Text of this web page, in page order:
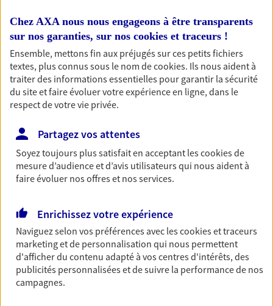
OBTENIR UN TARIF EN LIGNE
Garantie Accidents de la Vie
Bricoleuse, féru de jardinage, pâtissier en herbe
ou grande lectrice… personne n'est à l'abri d'un
accident du quotidien. Avec Ma Protection
Accident, protégez votre qualité de vie et vos
revenus.
Découvrir l'offre Garantie Accidents de la Vie
Multirisque Entreprise
Gagnez en simplicité et en sérénité avec votre
assurance multirisque entreprise. Un contrat
unique pour protéger vos locaux, matériels pro,
Chez AXA nous nous engageons à être transparents
sur nos garanties, sur nos cookies et traceurs !
Ensemble, mettons fin aux préjugés sur ces petits fichiers
textes, plus connus sous le nom decookies. Ils nous aident à
traiter des informations essentielles pour garantir la sécurité
du site et faire évoluer votre expérience en ligne, dans le
respect de votre vie privée.
Partagez vos attentes
Soyez toujours plus satisfait en acceptant lescookiesde
mesure d’audience et d’avis utilisateurs qui nous aident à
faire évoluer nos offres et nos services.
Enrichissez votre expérience
Naviguez selon vos préférences avec lescookies et traceurs
marketing et de personnalisation qui nous permettent
d'afficher du contenu adapté à vos centres d'intérêts, des
publicités personnalisées et de suivre la performance de nos
campagnes.